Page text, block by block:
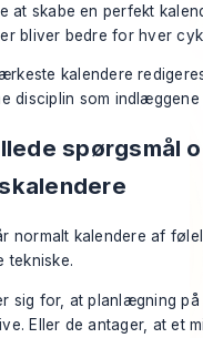
at skabe en perfekt
bliver bedre for hver
kalendere
disciplin som indlæggene
spørgsmål
normalt kalendere af
tekniske.
sig for, at planlægning
Eller de antager, at et